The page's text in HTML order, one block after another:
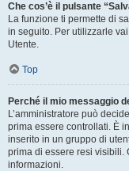
Che cos’è il pulsante
La funzione ti permette di
in seguito. Per utilizzarle
Utente.
Top
Perché il mio messaggio
L’amministratore può
prima essere controllati. È
inserito in un gruppo di
prima di essere resi visibili.
informazioni.